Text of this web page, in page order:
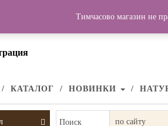
КАТАЛОГ НОВИНКИ
Поиск
Тимчасово магазин не